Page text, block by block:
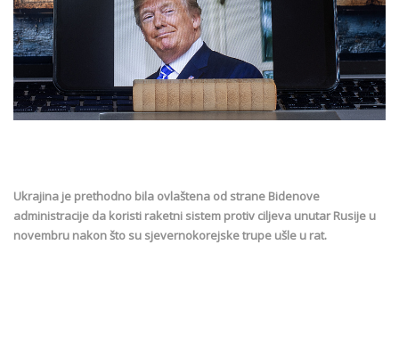
Ukrajina je prethodno bila ovlaštena od strane Bidenove
administracije da koristi raketni sistem protiv ciljeva unutar Rusije u
novembru nakon što su sjevernokorejske trupe ušle u rat.